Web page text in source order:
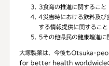
3食育の推進に関すること
4災害時における飲料及び
する情報提供に関すること
5その他県民の健康増進に
大塚製薬は、今後もOtsuka-
for better health worldwideの